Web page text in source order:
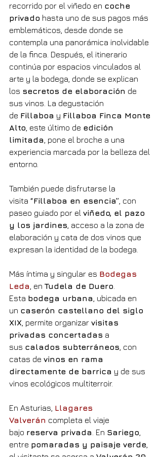
recorrido por el viñedo en coche
privado hasta uno de sus pagos más
emblemáticos, desde donde se
contempla una panorámica inolvidable
de la finca. Después, el itinerario
continúa por espacios vinculados al
arte y la bodega, donde se explican
los secretos de elaboración de
sus vinos. La degustación
de Fillaboa y Fillaboa Finca Monte
Alto , este último de edición
limitada , pone el broche a una
experiencia marcada por la belleza del
entorno.
También puede disfrutarse la
visita “Fillaboa en esencia” , con
paseo guiado por el viñedo, el pazo
y los jardines , acceso a la zona de
elaboración y cata de dos vinos que
expresan la identidad de la bodega.
Más íntima y singular es Bodegas
Leda , en Tudela de Duero
Esta bodega urbana , ubicada en
un caserón castellano del siglo
XIX , permite organizar visitas
privadas concertadas a
sus calados subterráneos , con
catas de vinos en rama
directamente de barrica y de sus
vinos ecológicos multiterroir.
En Asturias, Llagares
Valverán completa el viaje
bajo reserva privada . En Sariego
entre pomaradas y paisaje verde